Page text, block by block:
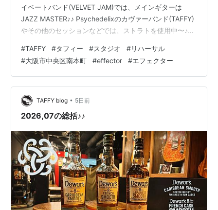
イベートバンド(VELVET JAM)では、メインギターは
JAZZ MASTER♪♪ Psychedelixのカヴァーバンド(TAFFY)
やその他のセッションなどでは、ストラトを使用中〜♪♪
Volumeのコントロールで補正はできる！ が、しか〜
し！！ JAZZ MASTERに至っては、可能ではあるんだけ
ど手元のVolumeが、、、遠い(￣▽￣;)ｵ〜ｲ!!! それと僕の
JAZZ MASTERは一応、、、ビンテージ(・・;)…
#TAFFY #タフィー #スタジオ #リハーサル
#大阪市中央区南本町 #effector #エフェクター
TAFFY blog • 5日前
2026,07の総括♪♪